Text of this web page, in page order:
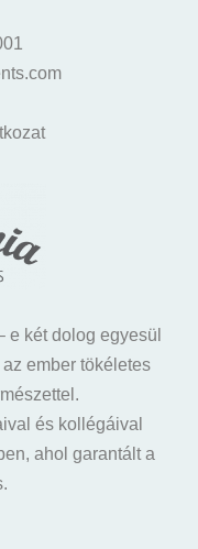
e két dolog egyesül
ember tökéletes
és kollégáival
ahol garantált a